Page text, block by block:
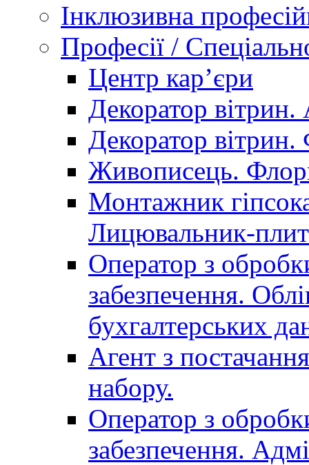
Інклюзивна
Професії /
Центр кар’єри
Декоратор вітрин.
Декоратор вітрин.
Живописець.
Монтажник
Лицювальник-
Оператор з
забезпечення.
бухгалтерських
Агент з
набору.
Оператор з
забезпечення.